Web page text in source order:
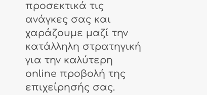
προσεκτικά τις
ανάγκες σας και
χαράζουμε μαζί την
κατάλληλη στρατηγική
για την καλύτερη
online προβολή της
επιχείρησής σας.